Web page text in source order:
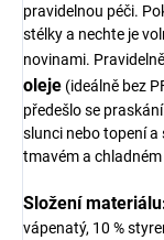
pravidelnou péči.
stélky a nechte je
novinami.
oleje (ideálně bez
předešlo se
slunci nebo topení a
tmavém a
Složení
vápenatý, 10 %